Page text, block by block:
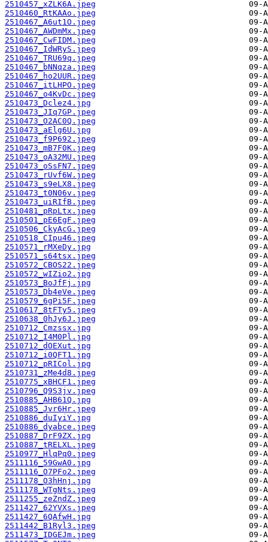
2510457_xZLK6A.jpeg
2510460_RtKAAo.jpeg
2510467_A6ut1O.jpeg
2510467_AWDmMx.jpeg
2510467_CwFIDM.jpeg
2510467_IdWRyS.jpeg
2510467_TRU69q.jpeg
2510467_bNNqza.jpeg
2510467_ho2UUR.jpeg
2510467_itLHPO.jpeg
2510467_o4KvDc.jpeg
2510473_Dclez4.jpg
2510473_JIq7GP.jpeg
2510473_O2AC0Q.jpeg
2510473_aElg6U.jpg
2510473_f9P692.jpeg
2510473_mB7F0K.jpeg
2510473_oA32MU.jpeg
2510473_oSsFN7.jpeg
2510473_rUvf6W.jpeg
2510473_s9eLX8.jpeg
2510473_t0N06v.jpeg
2510473_uiRIfB.jpeg
2510481_pRpLtx.jpeg
2510501_pE6EgF.jpeg
2510506_CkyAcG.jpeg
2510518_CIpu46.jpeg
2510571_rMXeDy.jpg
2510571_s64tsx.jpeg
2510572_CBOS22.jpeg
2510572_wIZio2.jpg
2510573_BoJfFj.jpg
2510573_Db4eVe.jpeg
2510579_6gPi5F.jpeg
2510617_8tFTy5.jpeg
2510638_0hJy6J.jpeg
2510712_Cmzssx.jpg
2510712_I4M0Pl.jpg
2510712_dOEXut.jpg
2510712_i0QFT1.jpg
2510712_pRICol.jpg
2510731_zMe4d8.jpeg
2510775_xBHCF1.jpeg
2510796_Q9S3jv.jpeg
2510885_AHB61Q.jpg
2510885_Jvr6Hr.jpeg
2510886_duIyiY.jpg
2510886_dyabce.jpeg
2510887_DrF9ZX.jpg
2510887_tRELXL.jpeg
2510977_HlqPq0.jpeg
2511116_59GwA0.jpg
2511116_O7PFo2.jpeg
2511178_O3hHnj.jpg
2511178_WTgNts.jpeg
2511255_zeZndZ.jpeg
2511427_62YVXs.jpeg
2511427_6QAfwH.jpg
2511442_B1Ryl3.jpeg
2511473_IDGEJm.jpeg